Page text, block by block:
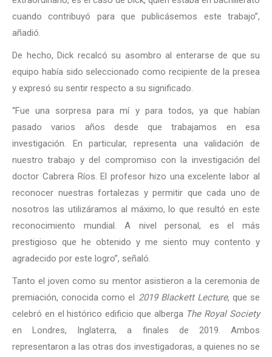
cuando contribuyó para que publicásemos este trabajo”,
añadió.
De hecho, Dick recalcó su asombro al enterarse de que su
equipo había sido seleccionado como recipiente de la presea
y expresó su sentir respecto a su significado.
“Fue una sorpresa para mí y para todos, ya que habían
pasado varios años desde que trabajamos en esa
investigación. En particular, representa una validación de
nuestro trabajo y del compromiso con la investigación del
doctor Cabrera Ríos. El profesor hizo una excelente labor al
reconocer nuestras fortalezas y permitir que cada uno de
nosotros las utilizáramos al máximo, lo que resultó en este
reconocimiento mundial. A nivel personal, es el más
prestigioso que he obtenido y me siento muy contento y
agradecido por este logro”, señaló.
Tanto el joven como su mentor asistieron a la ceremonia de
premiación, conocida como el 2019 Blackett Lecture, que se
celebró en el histórico edificio que alberga The Royal Society
en Londres, Inglaterra, a finales de 2019. Ambos
representaron a las otras dos investigadoras, a quienes no se